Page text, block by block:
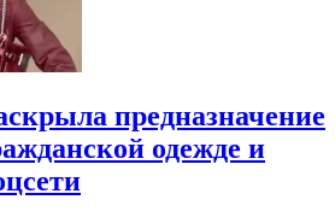
предназначение
одежде и